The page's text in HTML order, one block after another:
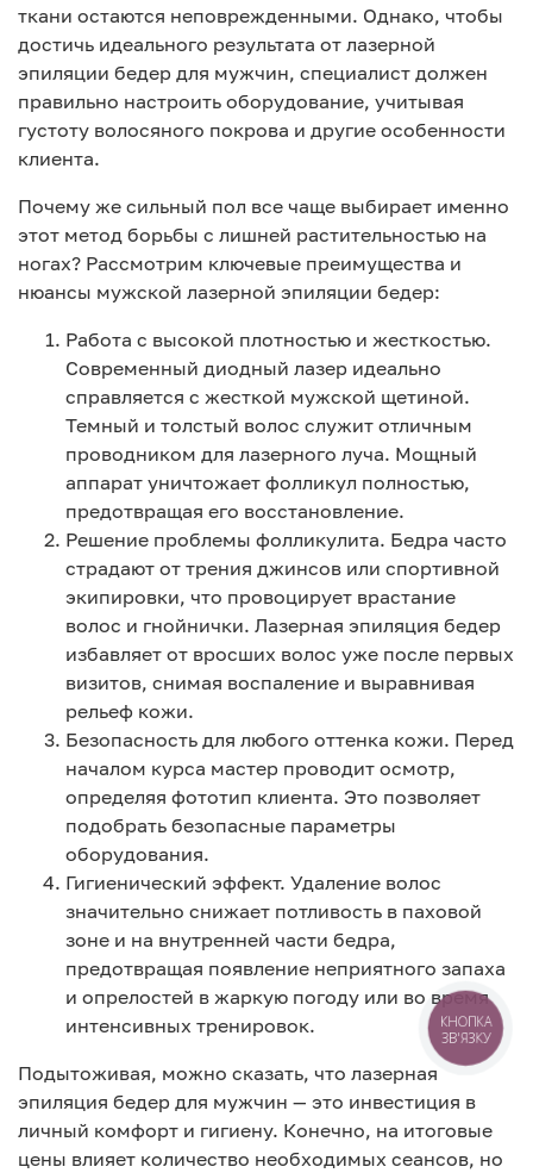
ткани остаются неповрежденными. Однако, чтобы
достичь идеального результата от лазерной
эпиляции бедер для мужчин, специалист должен
правильно настроить оборудование, учитывая
густоту волосяного покрова и другие особенности
клиента.
Почему же сильный пол все чаще выбирает именно
этот метод борьбы с лишней растительностью на
ногах? Рассмотрим ключевые преимущества и
нюансы мужской лазерной эпиляции бедер:
Работа с высокой плотностью и жесткостью.
Современный диодный лазер идеально
справляется с жесткой мужской щетиной.
Темный и толстый волос служит отличным
проводником для лазерного луча. Мощный
аппарат уничтожает фолликул полностью,
предотвращая его восстановление.
Решение проблемы фолликулита. Бедра часто
страдают от трения джинсов или спортивной
экипировки, что провоцирует врастание
волос и гнойнички. Лазерная эпиляция бедер
избавляет от вросших волос уже после первых
визитов, снимая воспаление и выравнивая
рельеф кожи.
Безопасность для любого оттенка кожи. Перед
началом курса мастер проводит осмотр,
определяя фототип клиента. Это позволяет
подобрать безопасные параметры
оборудования.
Гигиенический эффект. Удаление волос
значительно снижает потливость в паховой
зоне и на внутренней части бедра,
предотвращая появление неприятного запаха
и опрелостей в жаркую погоду или во время
интенсивных тренировок.
Подытоживая, можно сказать, что лазерная
эпиляция бедер для мужчин — это инвестиция в
личный комфорт и гигиену. Конечно, на итоговые
цены влияет количество необходимых сеансов, но
КНОПКА
ЗВ'ЯЗКУ